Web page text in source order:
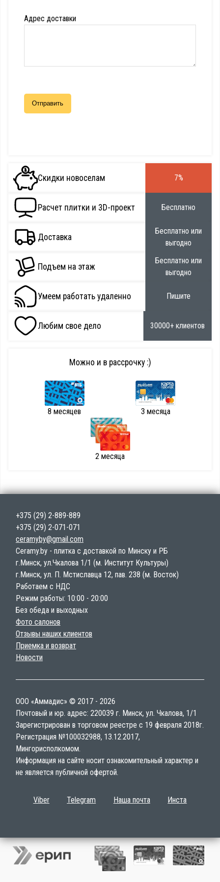
Адрес доставки
Скидки новоселам 7%
Расчет плитки и 3D-проект Бесплатно
Доставка
Бесплатно или
выгодно
Подъем на этаж
Бесплатно или
выгодно
Умеем работать удаленно Пишите
Любим свое дело 30000+ клиентов
Можно и в рассрочку :)
8 месяцев 3 месяца
2 месяца
+375 (29) 2-889-889
+375 (29) 2-071-071
ceramyby@gmail.com
Ceramy.by - плитка с доставкой по Минску и РБ
г.Минск, ул.Чкалова 1/1 (м. Институт Культуры)
г.Минск, ул. П. Мстиславца 12, пав. 238 (м. Восток)
Работаем с НДС
Режим работы: 10:00 - 20:00
Без обеда и выходных
Фото салонов
Отзывы наших клиентов
Приемка и возврат
Новости
ООО «Аммадис» © 2017 - 2026
Почтовый и юр. адрес: 220039 г. Минск, ул. Чкалова, 1/1
Зарегистрирован в торговом реестре с 19 февраля 2018г.
Регистрация №100032988, 13.12.2017,
Мингорисполкомом.
Информация на сайте носит ознакомительный характер и
не является публичной офертой.
Viber Telegram Наша почта Инста